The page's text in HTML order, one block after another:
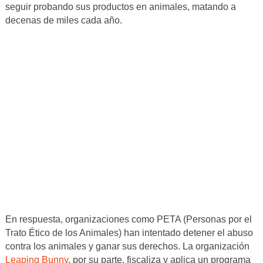
seguir probando sus productos en animales, matando a
decenas de miles cada año.
En respuesta, organizaciones como PETA (Personas por el
Trato Ético de los Animales) han intentado detener el abuso
contra los animales y ganar sus derechos. La organización
Leaping Bunny, por su parte, fiscaliza y aplica un programa